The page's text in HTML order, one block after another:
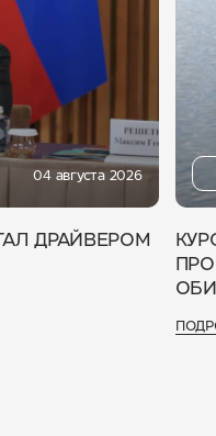
04 августа 2026
ДРАЙВЕРОМ
ОБИ